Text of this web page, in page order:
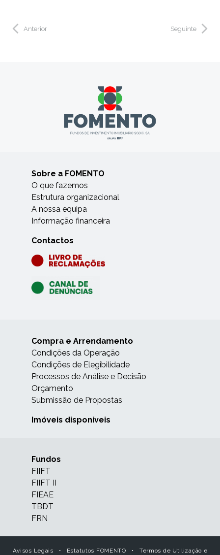
Anterior Seguinte
Sobre a FOMENTO
O que fazemos
Estrutura organizacional
A nossa equipa
Informação financeira
Contactos
Compra e Arrendamento
Condições da Operação
Condições de Elegibilidade
Processos de Análise e Decisão
Orçamento
Submissão de Propostas
Imóveis disponíveis
Fundos
FIIFT
FIIFT II
FIEAE
TBDT
FRN
Avisos Legais • Estatutos FOMENTO • Termos de Utilização e